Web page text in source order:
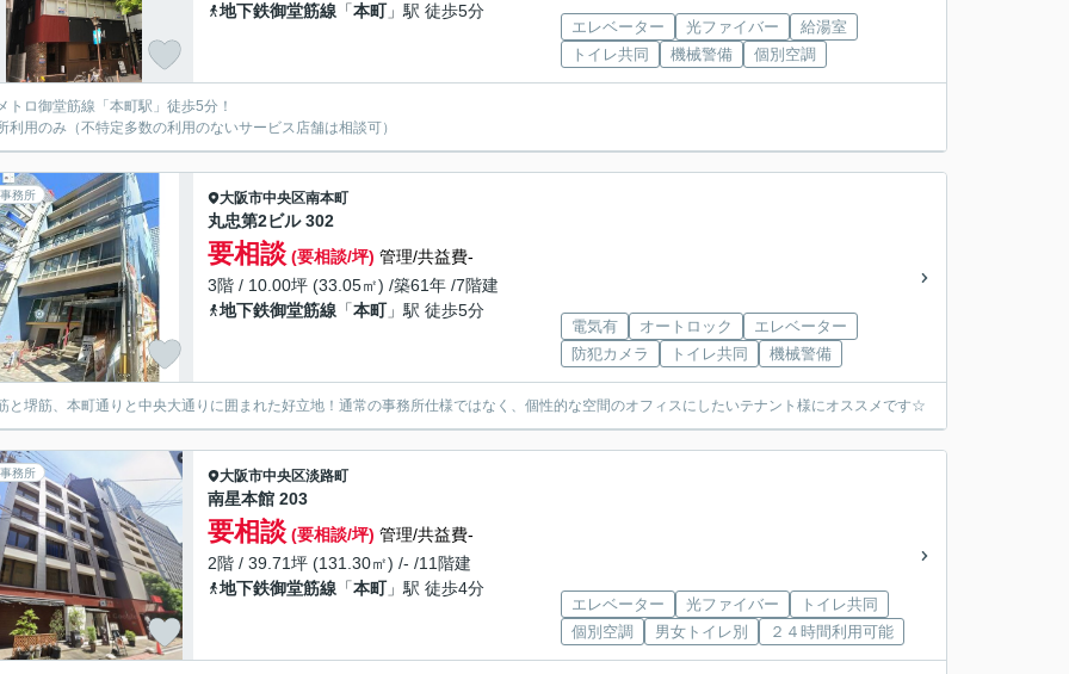
地下鉄御堂筋線 「本町」駅 徒歩5分
エレベーター 光ファイバー
給湯室
トイレ共同
機械警備 個別空調
トロ御堂筋線「本町駅」徒歩5分！
利用のみ（不特定多数の利用のないサービス店舗は相談可）
事務所 大阪市中央区南本町
丸忠第2ビル 302
要相談 (要相談/坪) 管理/共益費-
3階 / 10.00坪 (33.05㎡) /築61年 /7階建
地下鉄御堂筋線 「本町」駅 徒歩5分
電気有 オートロック
エレベーター
防犯カメラ
トイレ共同 機械警備
と堺筋、本町通りと中央大通りに囲まれた好立地！通常の事務所仕様ではなく、個性的な空間のオフィスにしたいテナント様にオススメです☆
事務所 大阪市中央区淡路町
南星本館 203
要相談 (要相談/坪) 管理/共益費-
2階 / 39.71坪 (131.30㎡) /- /11階建
地下鉄御堂筋線 「本町」駅 徒歩4分
エレベーター 光ファイバー
トイレ共同
個別空調
男女トイレ別 ２４時間利用可能